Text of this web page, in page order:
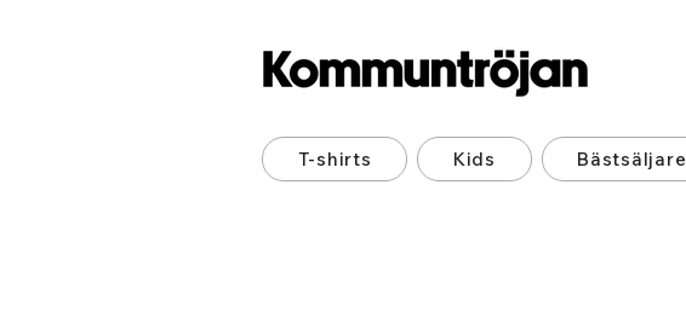
T-shirts Kids Bästsäljare